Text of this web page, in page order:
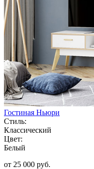
Гостиная Ньюри
Стиль:
Классический
Цвет:
Белый
от 25 000 руб.